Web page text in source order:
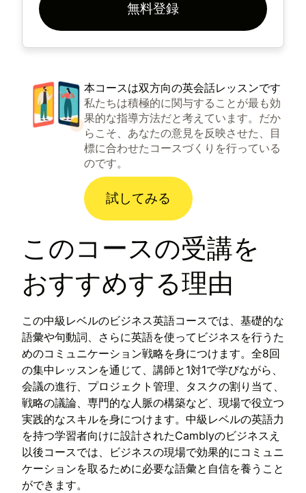
無料登録
本コースは双方向の英会話レッスンです
私たちは積極的に関与することが最も効
果的な指導方法だと考えています。だか
らこそ、あなたの意見を反映させた、目
標に合わせたコースづくりを行っている
のです。
試してみる
このコースの受講を
おすすめする理由
この中級レベルのビジネス英語コースでは、基礎的な
語彙や句動詞、さらに英語を使ってビジネスを行うた
めのコミュニケーション戦略を身につけます。全8回
の集中レッスンを通じて、講師と1対1で学びながら、
会議の進行、プロジェクト管理、タスクの割り当て、
戦略の議論、専門的な人脈の構築など、現場で役立つ
実践的なスキルを身につけます。中級レベルの英語力
を持つ学習者向けに設計されたCamblyのビジネスえ
以後コースでは、ビジネスの現場で効果的にコミュニ
ケーションを取るために必要な語彙と自信を養うこと
ができます。